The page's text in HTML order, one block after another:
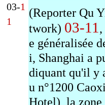
03-1
1
(Reporter Qu
twork) 03-11
e généralisée
i, Shanghai a
diquant qu'il y
u n°1200
Hotel), la zone